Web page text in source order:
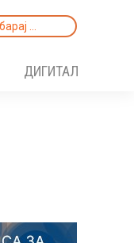
ДИГИТАЛ